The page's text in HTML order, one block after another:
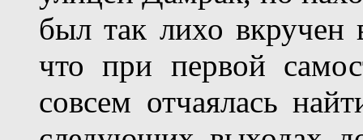
был так лихо вкручен
что при первой
совсем отчаялась